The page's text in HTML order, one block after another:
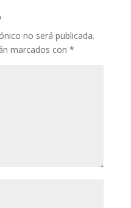
no será publicada.
marcados con *